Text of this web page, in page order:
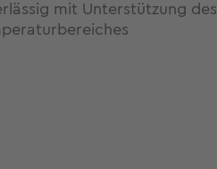
mit Unterstützung des